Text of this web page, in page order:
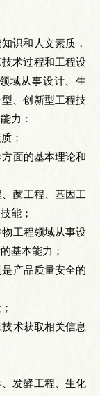
识和人文素质，
术过程和工程设
域从事设计、生
、创新型工程技
力：
；
面的基本理论和
酶工程、基因工
能；
工程领域从事设
基本能力；
产品质量安全的
术获取相关信息
发酵工程、生化